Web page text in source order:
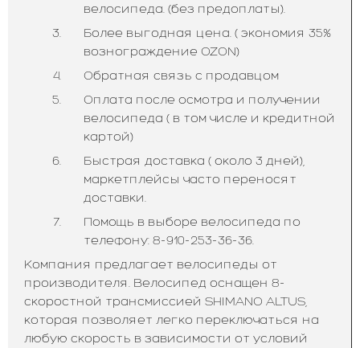
велосипеда. (без предоплаты).
Более выгодная цена. ( экономия 35%
вознограждение OZON)
Обратная связь с продавцом
Оплата после осмотра и получении
велосипеда ( в том числе и кредитной
картой)
Быстрая доставка ( около 3 дней),
маркетплейсы часто переносят
доставки.
Помощь в выборе велосипеда по
телефону: 8-910-253-36-36.
Компания предлагает велосипеды от
производителя. Велосипед оснащен 8-
скоростной трансмиссией SHIMANO ALTUS,
которая позволяет легко переключаться на
любую скорость в зависимости от условий